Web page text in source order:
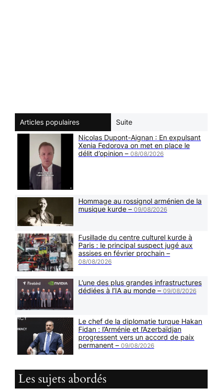
Articles populaires
Suite
Nicolas Dupont-Aignan : En expulsant
Xenia Fedorova on met en place le
délit d’opinion –08/08/2026
Hommage au rossignol arménien de la
musique kurde –09/08/2026
Fusillade du centre culturel kurde à
Paris : le principal suspect jugé aux
assises en février prochain –
08/08/2026
L’une des plus grandes infrastructures
dédiées à l’IA au monde –09/08/2026
Le chef de la diplomatie turque Hakan
Fidan : l’Arménie et l’Azerbaïdjan
progressent vers un accord de paix
permanent –09/08/2026
Les sujets abordés